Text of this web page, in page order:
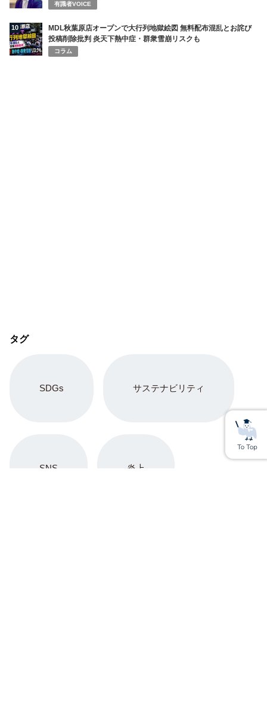
有識者VOICE
10
MDL秋葉原店オープンで大行列地獄絵図 無料配布混乱とお詫び
投稿削除批判 炎天下熱中症・群衆雪崩リスクも
コラム
タグ
SDGs サステナビリティ
SNS 炎上